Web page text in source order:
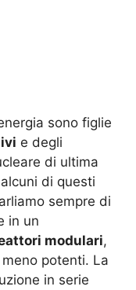
sono figlie
e degli
di ultima
di questi
sempre di
in un
modulari,
potenti. La
in serie